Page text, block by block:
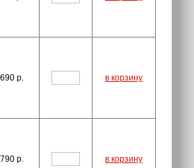
p. в корзину
p. в корзину